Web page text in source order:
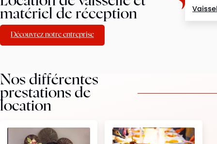
matériel de réception
Découvrez notre entreprise
Nos différentes
prestations de
location